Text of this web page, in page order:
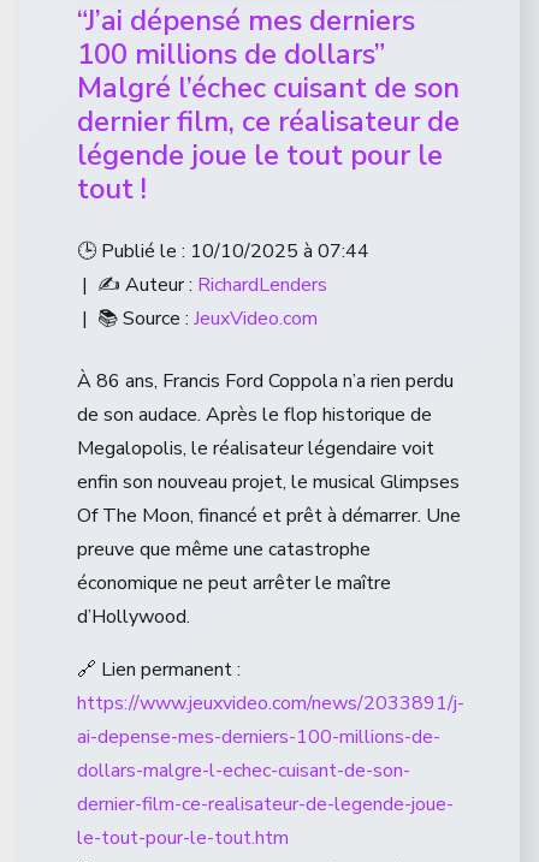
“J’ai dépensé mes derniers
100 millions de dollars”
Malgré l’échec cuisant de son
dernier film, ce réalisateur de
légende joue le tout pour le
tout !
🕒 Publié le : 10/10/2025 à 07:44
| ✍️ Auteur : RichardLenders
| 📚 Source : JeuxVideo.com
À 86 ans, Francis Ford Coppola n’a rien perdu
de son audace. Après le flop historique de
Megalopolis, le réalisateur légendaire voit
enfin son nouveau projet, le musical Glimpses
Of The Moon, financé et prêt à démarrer. Une
preuve que même une catastrophe
économique ne peut arrêter le maître
d’Hollywood.
🔗 Lien permanent :
https://www.jeuxvideo.com/news/2033891/j-
ai-depense-mes-derniers-100-millions-de-
dollars-malgre-l-echec-cuisant-de-son-
dernier-film-ce-realisateur-de-legende-joue-
le-tout-pour-le-tout.htm